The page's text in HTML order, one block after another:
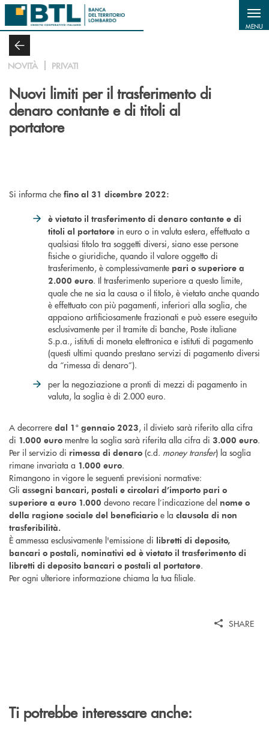
Salta al contenuto principale
MENU
NOVITÀ PRIVATI
Nuovi limiti per il trasferimento di
denaro contante e di titoli al
portatore
Si informa che fino al 31 dicembre 2022:
è vietato il trasferimento di denaro contante e di
titoli al portatore in euro o in valuta estera, effettuato a
qualsiasi titolo tra soggetti diversi, siano esse persone
fisiche o giuridiche, quando il valore oggetto di
trasferimento, è complessivamente pari o superiore a
2.000 euro. Il trasferimento superiore a questo limite,
quale che ne sia la causa o il titolo, è vietato anche quando
è effettuato con più pagamenti, inferiori alla soglia, che
appaiono artificiosamente frazionati e può essere eseguito
esclusivamente per il tramite di banche, Poste italiane
S.p.a., istituti di moneta elettronica e istituti di pagamento
(questi ultimi quando prestano servizi di pagamento diversi
da “rimessa di denaro”).
per la negoziazione a pronti di mezzi di pagamento in
valuta, la soglia è di 2.000 euro.
A decorrere dal 1° gennaio 2023, il divieto sarà riferito alla cifra
di 1.000 euro mentre la soglia sarà riferita alla cifra di 3.000 euro.
Per il servizio di rimessa di denaro (c.d. money transfer) la soglia
rimane invariata a 1.000 euro.
Rimangono in vigore le seguenti previsioni normative:
Gli assegni bancari, postali e circolari d’importo pari o
superiore a euro 1.000 devono recare l’indicazione del nome o
della ragione sociale del beneficiario e la clausola di non
trasferibilità.
È ammessa esclusivamente l'emissione di libretti di deposito,
bancari o postali, nominativi ed è vietato il trasferimento di
libretti di deposito bancari o postali al portatore.
Per ogni ulteriore informazione chiama la tua filiale.
SHARE
Ti potrebbe interessare anche: